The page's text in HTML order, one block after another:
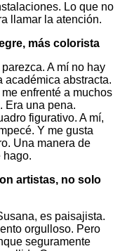
Lo que no
llamar la atención.
más colorista
A mí no hay
académica abstracta.
enfrenté a muchos
Era una pena.
figurativo. A mí,
Y me gusta
Una manera de
hago.
artistas, no solo
es paisajista.
orgulloso. Pero
seguramente